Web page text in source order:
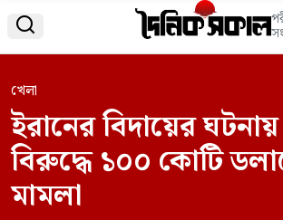

খেলা
ইরানের বিদায়ের
বিরুদ্ধে ১০০ কোটি
মামলা